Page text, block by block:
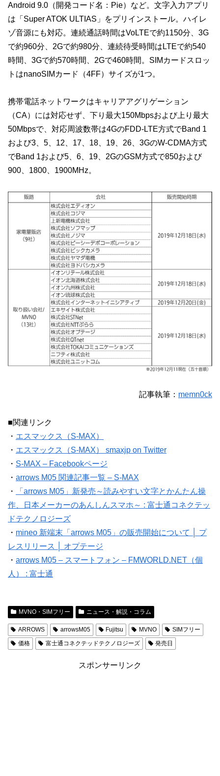
Android 9.0（開発コード名：Pie）など。文字入力アプリ
は「Super ATOK ULTIAS」をプリインストール。ハイレ
ゾ音源にも対応。連続通話時間はVoLTEで約1150分、3G
で約960分、2Gで約980分、連続待受時間はLTEで約540
時間、3Gで約570時間、2Gで460時間。SIMカードスロッ
トはnanoSIMカード（4FF）サイズが1つ。
携帯電話ネットワークはキャリアアグリゲーション
（CA）には対応せず、下り最大150Mbpsおよび上り最大
50Mbpsで、対応周波数帯は4GのFDD-LTE方式でBand 1
および3、5、12、17、18、19、26、3GのW-CDMA方式
でBand 1および5、6、19、2GのGSM方式で850および
900、1800、1900MHz。
記事執筆： memn0ck
■関連リンク
・ エスマックス（S-MAX）
・ エスマックス（S-MAX） smaxjp on Twitter
・ S-MAX – Facebookページ
・ arrows M05 関連記事一覧 – S-MAX
・
「arrows M05」新発売～読みやすい文字とかんたん操
作、日本メーカーのあんしんスマホ～ : 富士通コネクテッ
ドテクノロジーズ
・ mineo 新端末「arrows M05」の販売開始について │ プ
レスリリース │ オプテージ
・ arrows M05 – スマートフォン – FMWORLD.NET（個
人） : 富士通
MVNO・SIMフリー ニュース・解説・コラム
ARROWS arrowsM05 Fujitsu MVNO
SIMフリー
価格
富士通コネクテッドテクノロジーズ 発売日
スポンサーリンク